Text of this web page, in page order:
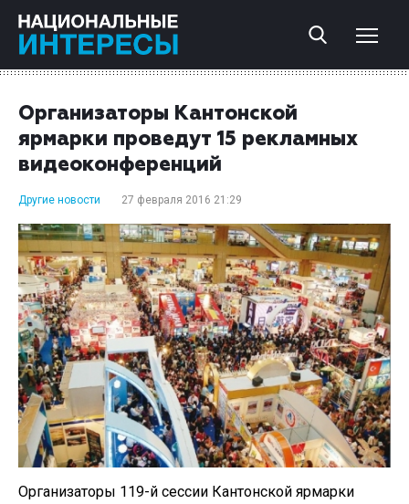
Организаторы Кантонской
ярмарки проведут 15 рекламных
видеоконференций
Другие новости 27 февраля 2016 21:29
Организаторы 119-й сессии Кантонской ярмарки